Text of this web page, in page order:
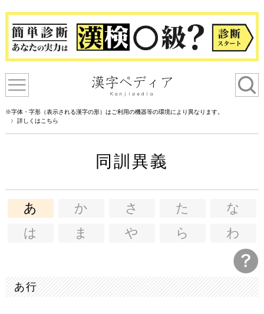
※字体・字形（表示される漢字の形）はご利用の機器等の環境により異なります。
詳しくはこちら
同訓異義
あ か さ た
な
は
ま や ら わ
あ行